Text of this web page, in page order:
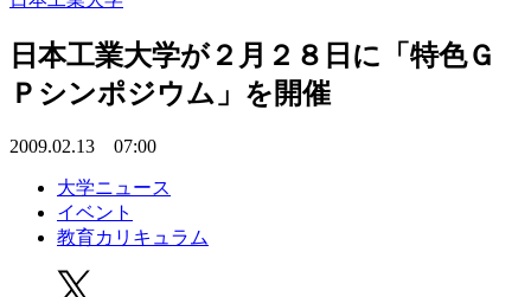
日本工業大学が２月２８日に「特色Ｇ
Ｐシンポジウム」を開催
2009.02.13 07:00
大学ニュース
イベント
教育カリキュラム